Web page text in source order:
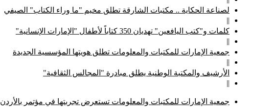
لصناعة الحكاية .. مكتبات الشارقة تطلق مخيم "ما وراء الكتاب" الصيفي
||
كلمات و"كتب اليافعين" تهديان 350 كتاباً لأطفال "الإمارات الإنسانية"
||
جمعية الإمارات للمكتبات والمعلومات تطلق هويتها المؤسسية الجديدة
||
الأرشيف والمكتبة الوطنية يطلق مبادرة "المجالس الثقافية"
||
جمعية الإمارات للمكتبات والمعلومات تستعرض تجربتها في مؤتمر بالأردن